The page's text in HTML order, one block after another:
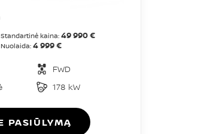
Standartinė kaina: 49 990 €
Nuolaida: 4 999 €
FWD
178 kW
PASIŪLYMĄ